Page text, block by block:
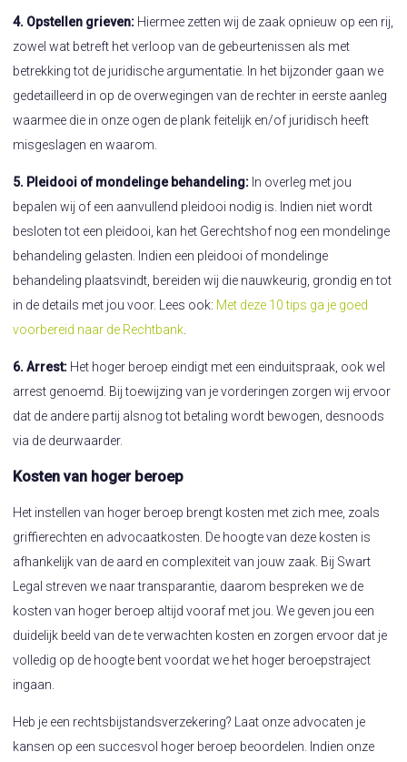
4. Opstellen grieven: Hiermee zetten wij de zaak opnieuw op een rij,
zowel wat betreft het verloop van de gebeurtenissen als met
betrekking tot de juridische argumentatie. In het bijzonder gaan we
gedetailleerd in op de overwegingen van de rechter in eerste aanleg
waarmee die in onze ogen de plank feitelijk en/of juridisch heeft
misgeslagen en waarom.
5. Pleidooi of mondelinge behandeling: In overleg met jou
bepalen wij of een aanvullend pleidooi nodig is. Indien niet wordt
besloten tot een pleidooi, kan het Gerechtshof nog een mondelinge
behandeling gelasten. Indien een pleidooi of mondelinge
behandeling plaatsvindt, bereiden wij die nauwkeurig, grondig en tot
in de details met jou voor. Lees ook: Met deze 10 tips ga je goed
voorbereid naar de Rechtbank
6. Arrest: Het hoger beroep eindigt met een einduitspraak, ook wel
arrest genoemd. Bij toewijzing van je vorderingen zorgen wij ervoor
dat de andere partij alsnog tot betaling wordt bewogen, desnoods
via de deurwaarder.
Kosten van hoger beroep
Het instellen van hoger beroep brengt kosten met zich mee, zoals
griffierechten en advocaatkosten. De hoogte van deze kosten is
afhankelijk van de aard en complexiteit van jouw zaak. Bij Swart
Legal streven we naar transparantie, daarom bespreken we de
kosten van hoger beroep altijd vooraf met jou. We geven jou een
duidelijk beeld van de te verwachten kosten en zorgen ervoor dat je
volledig op de hoogte bent voordat we het hoger beroepstraject
ingaan.
Heb je een rechtsbijstandsverzekering? Laat onze advocaten je
kansen op een succesvol hoger beroep beoordelen. Indien onze